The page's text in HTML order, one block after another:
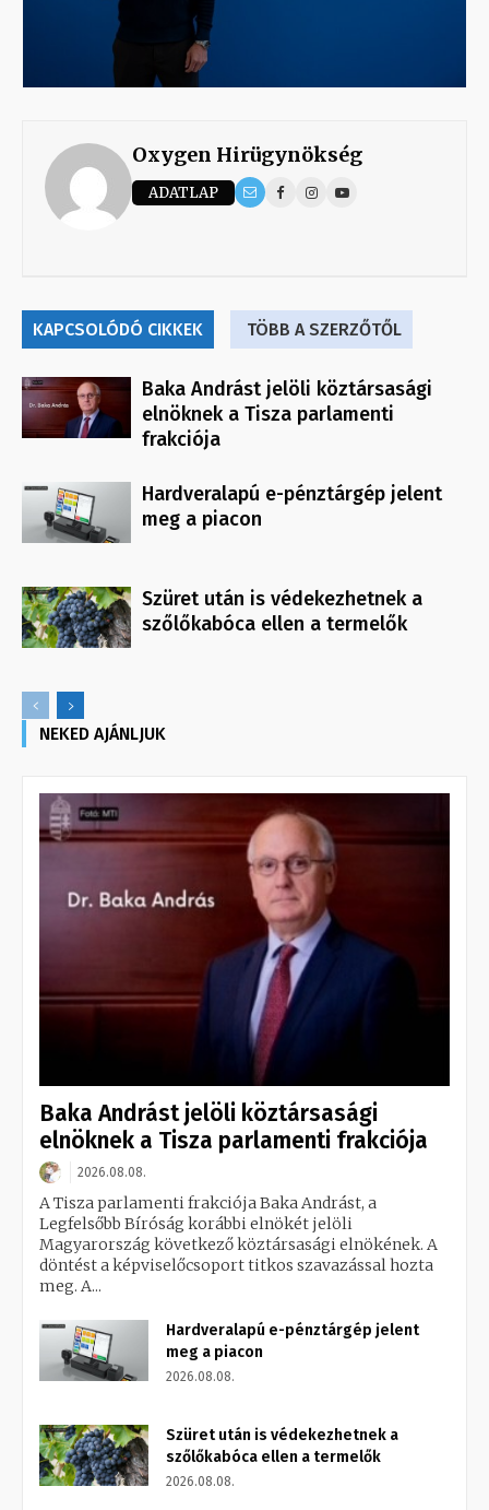
Oxygen Hirügynökség
ADATLAP
KAPCSOLÓDÓ CIKKEK TÖBB A SZERZŐTŐL
Baka Andrást jelöli köztársasági
elnöknek a Tisza parlamenti
frakciója
Hardveralapú e-pénztárgép jelent
meg a piacon
Szüret után is védekezhetnek a
szőlőkabóca ellen a termelők
NEKED AJÁNLJUK
Baka Andrást jelöli köztársasági
elnöknek a Tisza parlamenti frakciója
2026.08.08.
A Tisza parlamenti frakciója Baka Andrást, a
Legfelsőbb Bíróság korábbi elnökét jelöli
Magyarország következő köztársasági elnökének. A
döntést a képviselőcsoport titkos szavazással hozta
meg. A...
Hardveralapú e-pénztárgép jelent
meg a piacon
2026.08.08.
Szüret után is védekezhetnek a
szőlőkabóca ellen a termelők
2026.08.08.